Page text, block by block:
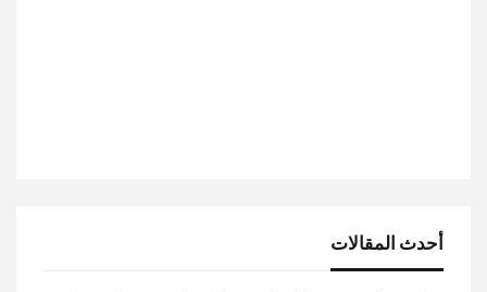
أحدث المقالات